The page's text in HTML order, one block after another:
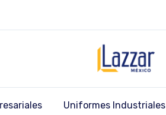
Uniformes Industriales